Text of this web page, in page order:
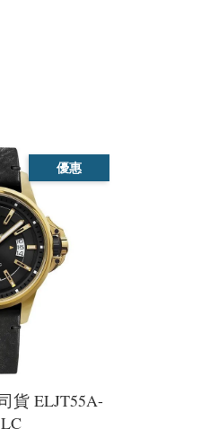
優惠
貨 ELJT55A-